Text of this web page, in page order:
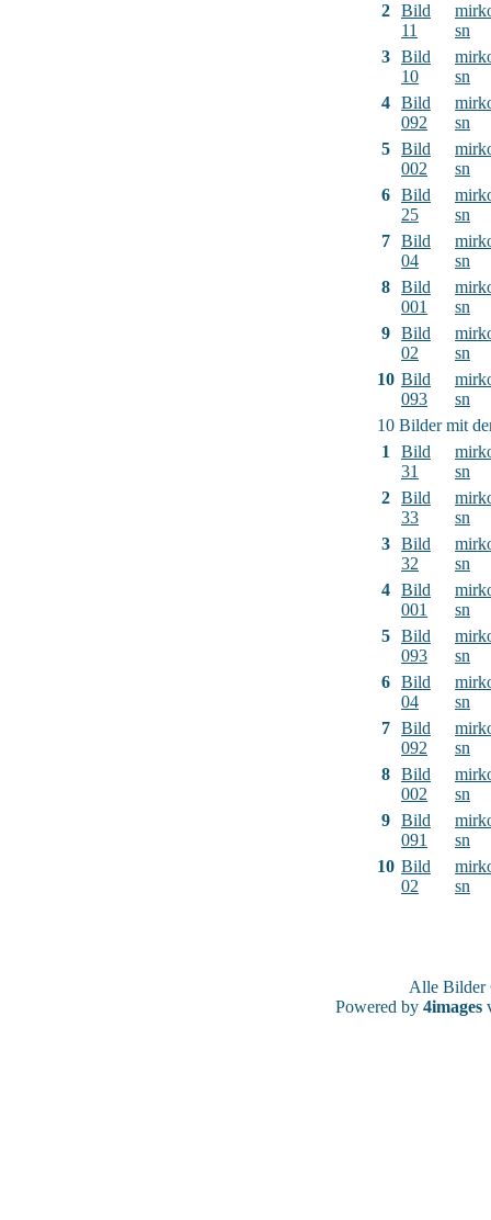
2 Bild
11
sn
3 Bild
10
sn
4 Bild
092
sn
5 Bild
002
sn
6 Bild
25
sn
7 Bild
04
sn
8 Bild
001
sn
9 Bild
02
sn
10 Bild
093
sn
10 Bilder mit
1
Bild
31
sn
2 Bild
33
sn
3 Bild
32
sn
4 Bild
001
sn
5 Bild
093
sn
6 Bild
04
sn
7 Bild
092
sn
8 Bild
002
sn
9 Bild
091
sn
10 Bild
02
sn
Alle
Powered by 4images